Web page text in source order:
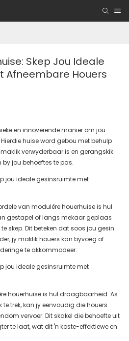
Skep Jou Ideale
Afneembare Houers
en innoverende manier om jou
huise word gebou met behulp
verwyderbaar is en gerangskik
jou behoeftes te pas.
van modulêre houerhuise is hul
gestapel of langs mekaar geplaas
skep. Dit beteken dat soos jou gesin
jy maklik houers kan byvoeg of
te akkommodeer.
houerhuise is hul draagbaarheid. As
te trek, kan jy eenvoudig die houers
vervoer. Dit skakel die behoefte uit
te laat, wat dit 'n koste-effektiewe en